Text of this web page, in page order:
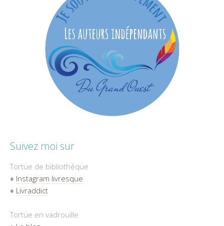
Suivez moi sur
Tortue de bibliothèque
♦ Instagram livresque
♦ Livraddict
Tortue en vadrouille